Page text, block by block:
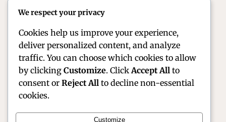
memberikan ultimatum keras kepada
We respect your privacy
Cookies help us improve your experience,
deliver personalized content, and analyze
traffic. You can choose which cookies to allow
by clicking Customize. Click Accept All to
consent or Reject All to decline non-essential
cookies.
Customize